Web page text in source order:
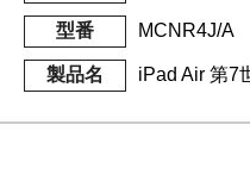
型番 MCNR4J/A
製品名 iPad Air 第7